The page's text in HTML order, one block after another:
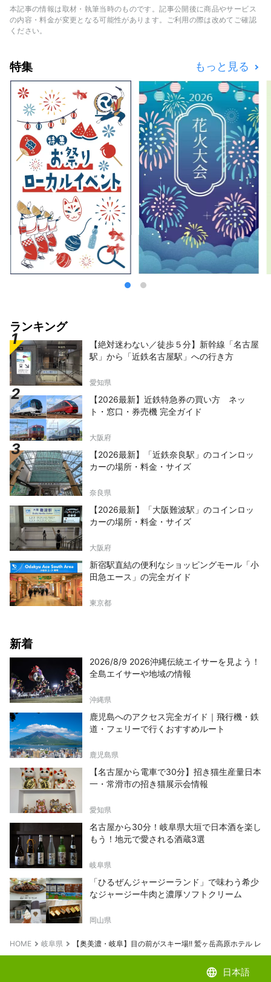
パークアイテムを配置し、オリンピアン輩出の
実績あり。驚くビックジャンプが見れるチャン
た、機能的なセンターハウスには、レストラ
ン・レンタル・売店・大浴場「鷲の湯」を完
備。便利で快適なスノーライフを約束します。
ゲレンデベースにホテルがあり、宿泊付きで楽
しむことも可能。 「SKI IN・SKI OUT」 が出
来るのは、奥美濃エリアで唯一鷲ヶ岳スキー場
だけです。 営業期間：12月上旬 ～ 3月下
旬 予定
本記事の情報は取材・執筆当時のものです。記事公開後に商品やサービス
の内容・料金が変更となる可能性があります。ご利用の際は改めてご確認
ください。
特集 もっと見る
ランキング
【絶対迷わない／徒歩５分】新幹線「名古屋
駅」から「近鉄名古屋駅」への行き方
愛知県
【2026最新】近鉄特急券の買い方 ネッ
ト・窓口・券売機 完全ガイド
大阪府
【2026最新】「近鉄奈良駅」のコインロッ
カーの場所・料金・サイズ
奈良県
【2026最新】「大阪難波駅」のコインロッ
カーの場所・料金・サイズ
大阪府
新宿駅直結の便利なショッピングモール「小
田急エース」の完全ガイド
東京都
新着
2026/8/9 2026沖縄伝統エイサーを見よう！
全島エイサーや地域の情報
沖縄県
鹿児島へのアクセス完全ガイド｜飛行機・鉄
道・フェリーで行くおすすめルート
鹿児島県
【名古屋から電車で30分】招き猫生産量日本
一・常滑市の招き猫展示会情報
愛知県
名古屋から30分！岐阜県大垣で日本酒を楽し
もう！地元で愛される酒蔵3選
岐阜県
「ひるぜんジャージーランド」で味わう希少
なジャージー牛肉と濃厚ソフトクリーム
岡山県
HOME 岐阜県 【奥美濃・岐阜】目の前がスキー場!! 鷲ヶ岳高原ホテル レイ
language 日本語